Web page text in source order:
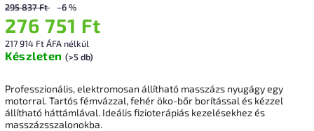
295 837 Ft –6 %
276 751 Ft
217 914 Ft ÁFA nélkül
Készleten (>5 db)
Professzionális, elektromosan állítható masszázs nyugágy egy
motorral. Tartós fémvázzal, fehér öko-bőr borítással és kézzel
állítható háttámlával. Ideális fizioterápiás kezelésekhez és
masszázsszalonokba.